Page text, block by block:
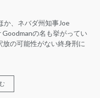
か、ネバダ州知事Joe
の名も挙がってい
の可能性がない終身刑に